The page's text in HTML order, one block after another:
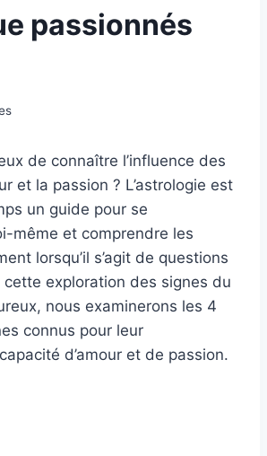
passionnés
de connaître l’influence des
et la passion ? L’astrologie est
un guide pour se
même et comprendre les
lorsqu’il s’agit de questions
exploration des signes du
nous examinerons les 4
connus pour leur
d’amour et de passion.